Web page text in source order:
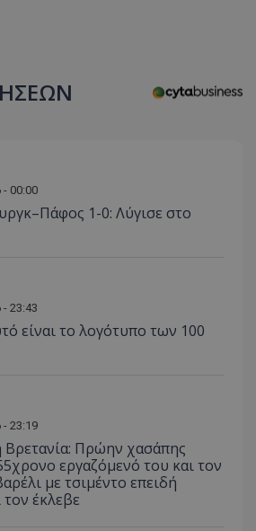
- 00:00
1-0: Λύγισε στο
- 23:43
είναι το λογότυπο των 100
- 23:19
Βρετανία: Πρώην χασάπης
εργαζόμενό του και τον
με τσιμέντο επειδή
τον έκλεβε